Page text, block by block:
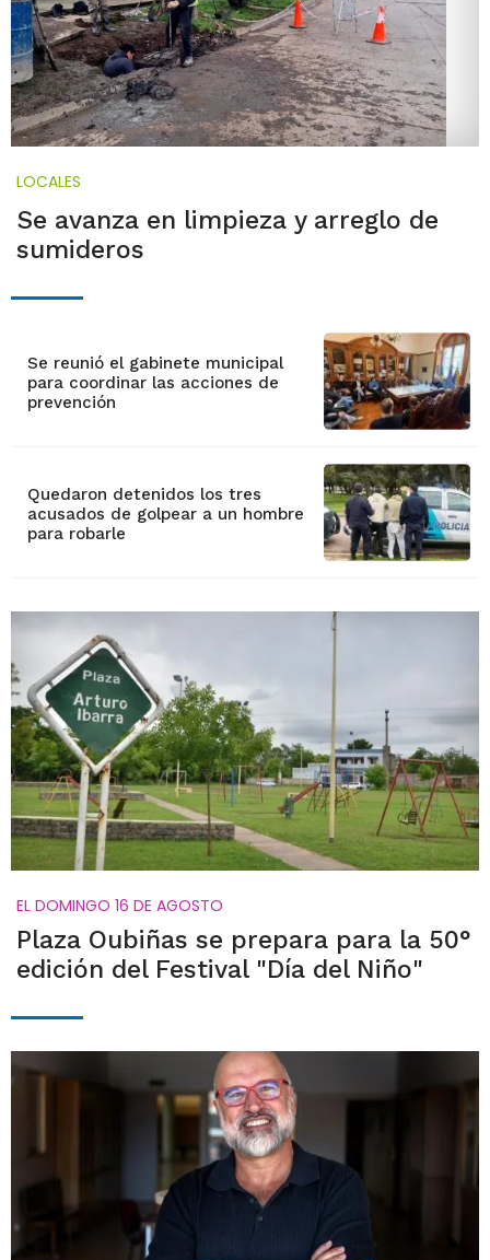
LOCALES
Se avanza en limpieza y arreglo de
sumideros
Se reunió el gabinete municipal
para coordinar las acciones de
prevención
Quedaron detenidos los tres
acusados de golpear a un hombre
para robarle
EL DOMINGO 16 DE AGOSTO
Plaza Oubiñas se prepara para la 50°
edición del Festival "Día del Niño"